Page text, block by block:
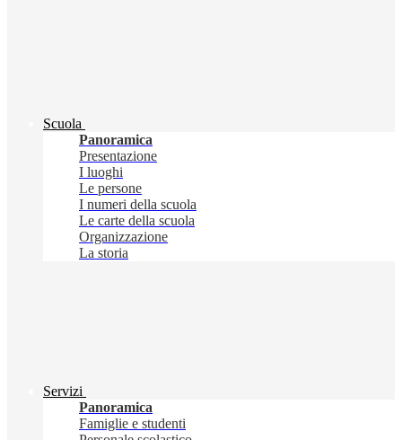
Scuola
Panoramica
Presentazione
I luoghi
Le persone
I numeri della scuola
Le carte della scuola
Organizzazione
La storia
Servizi
Panoramica
Famiglie e studenti